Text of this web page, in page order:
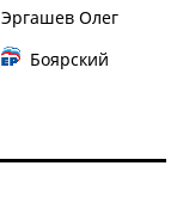
Эргашев Олег
Боярский